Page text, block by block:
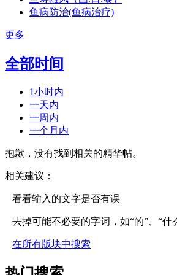
鱼病防治(鱼病治疗)
更多
全部时间
1小时内
一天内
一周内
一个月内
抱歉，没有找到相关的精华帖。
相关建议：
看看输入的文字是否有误
去掉可能不必要的字词，如“的”、“什
在所有版块中搜索